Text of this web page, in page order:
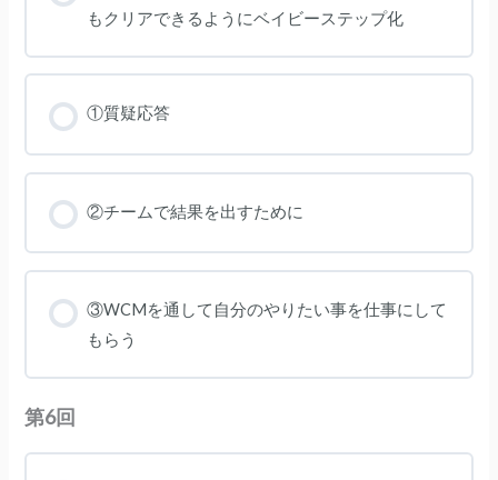
もクリアできるようにベイビーステップ化
①質疑応答
②チームで結果を出すために
③WCMを通して自分のやりたい事を仕事にして
もらう
第6回